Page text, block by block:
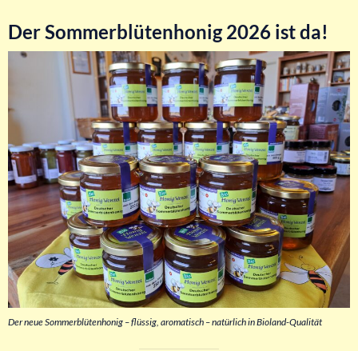
Der Sommerblütenhonig 2026 ist da!
Der neue Sommerblütenhonig – flüssig, aromatisch – natürlich in Bioland-Qualität